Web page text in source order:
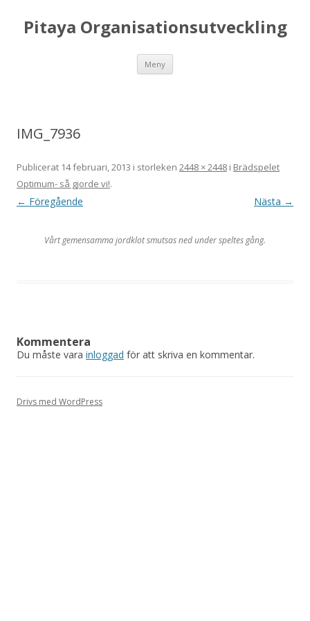
Pitaya Organisationsutveckling
Meny
IMG_7936
Publicerat 14 februari, 2013 i storleken 2448 × 2448 i Brädspelet
Optimum- så gjorde vi!.
← Föregående Nästa →
Vårt gemensamma jordklot smutsas ned under speltes gång.
Kommentera
Du måste vara inloggad för att skriva en kommentar.
Drivs med WordPress